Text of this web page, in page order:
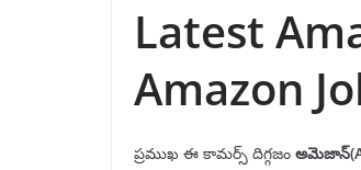
Latest
Amazon
ప్రముఖ ఈ కామర్స్ దిగ్గజం అమెజాన్